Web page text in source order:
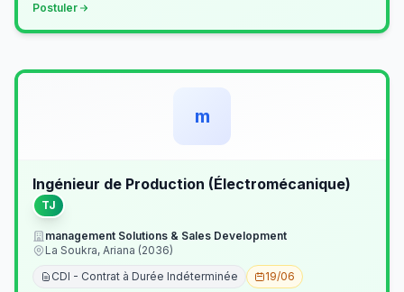
Postuler
m
Ingénieur de Production (Électromécanique)
TJ
management Solutions & Sales Development
La Soukra, Ariana (2036)
CDI - Contrat à Durée Indéterminée
19/06